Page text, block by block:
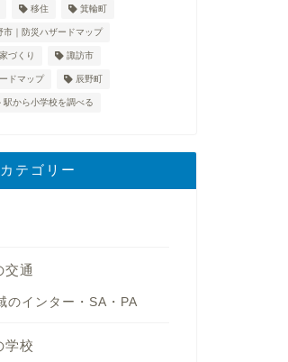
移住 箕輪町
市｜防災ハザードマップ
づくり 諏訪市
ドマップ 辰野町
駅から小学校を調べる
カテゴリー
交通
のインター・SA・PA
学校